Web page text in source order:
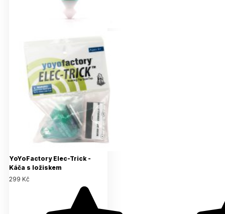
YoYoFactory Elec-Trick -
Káča s ložiskem
299 Kč